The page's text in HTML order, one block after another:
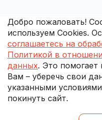
Добро пожаловать!
используем Cookies.
соглашаетесь на
Политикой в
данных. Это помогает
Вам – уберечь свои
указанными
покинуть сайт.